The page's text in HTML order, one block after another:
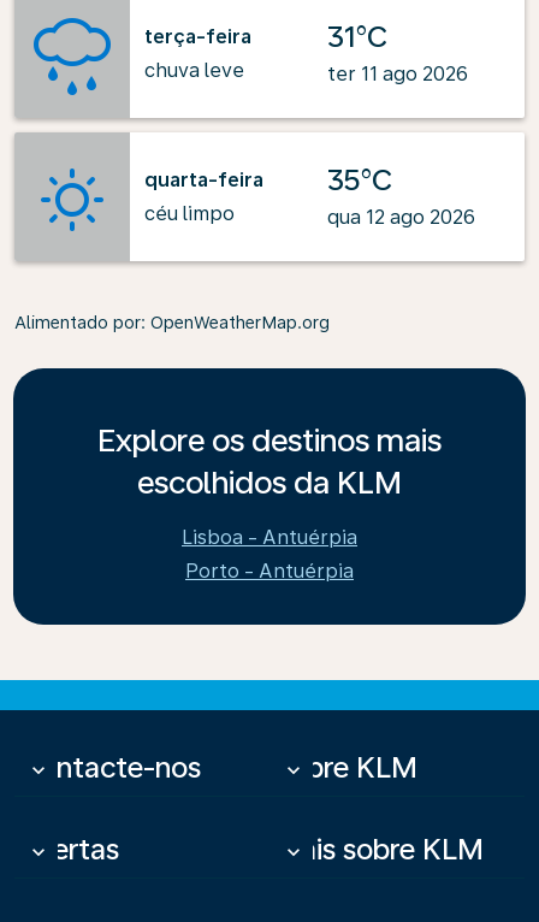
terça-feira
chuva leve
31°C
ter 11 ago 2026
quarta-feira
céu limpo
35°C
qua 12 ago 2026
Alimentado por: OpenWeatherMap.org
Explore os destinos mais
escolhidos da KLM
Lisboa - Antuérpia
Porto - Antuérpia
Contacte-nos
keyboard_arrow_down Sobre KLM
keyboard_arrow_down
Ofertas
keyboard_arrow_down Mais sobre KLM
keyboard_arrow_down